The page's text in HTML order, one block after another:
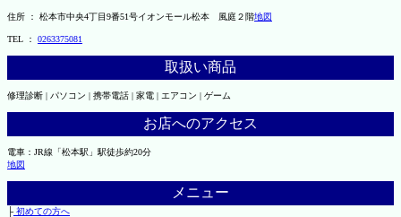
住所 ： 松本市中央4丁目9番51号イオンモール松本 風庭２階地図
TEL ： 0263375081
取扱い商品
修理診断 | パソコン | 携帯電話 | 家電 | エアコン | ゲーム
お店へのアクセス
電車：JR線「松本駅」駅徒歩約20分
地図
メニュー
├初めての方へ